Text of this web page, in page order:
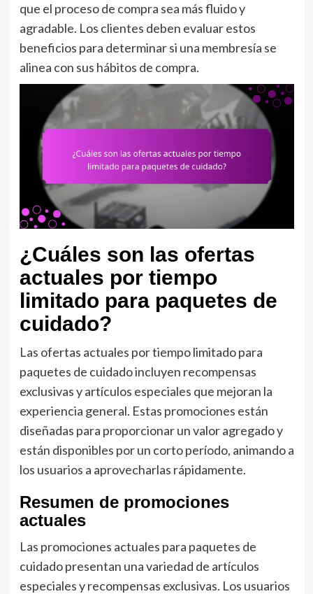
que el proceso de compra sea más fluido y
agradable. Los clientes deben evaluar estos
beneficios para determinar si una membresía se
alinea con sus hábitos de compra.
¿Cuáles son las ofertas
actuales por tiempo
limitado para paquetes de
cuidado?
Las ofertas actuales por tiempo limitado para
paquetes de cuidado incluyen recompensas
exclusivas y artículos especiales que mejoran la
experiencia general. Estas promociones están
diseñadas para proporcionar un valor agregado y
están disponibles por un corto período, animando a
los usuarios a aprovecharlas rápidamente.
Resumen de promociones
actuales
Las promociones actuales para paquetes de
cuidado presentan una variedad de artículos
especiales y recompensas exclusivas. Los usuarios